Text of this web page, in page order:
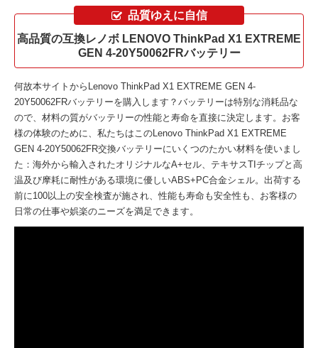
品質ゆえに自信
高品質の互換レノボ LENOVO ThinkPad X1 EXTREME
GEN 4-20Y50062FRバッテリー
何故本サイトから Lenovo ThinkPad X1 EXTREME GEN 4-
20Y50062FRバッテリーを購入します？バッテリーは特別な消耗品な
ので、材料の質がバッテリーの性能と寿命を直接に決定します。お客
様の体験のために、私たちはこのLenovo ThinkPad X1 EXTREME
GEN 4-20Y50062FR交換バッテリーにいくつのたかい材料を使いまし
た：海外から輸入されたオリジナルなA+セル、テキサスTIチップと高
温及び摩耗に耐性がある環境に優しいABS+PC合金シェル。出荷する
前に100以上の安全検査が施され、性能も寿命も安全性も、お客様の
日常の仕事や娯楽のニーズを満足できます。